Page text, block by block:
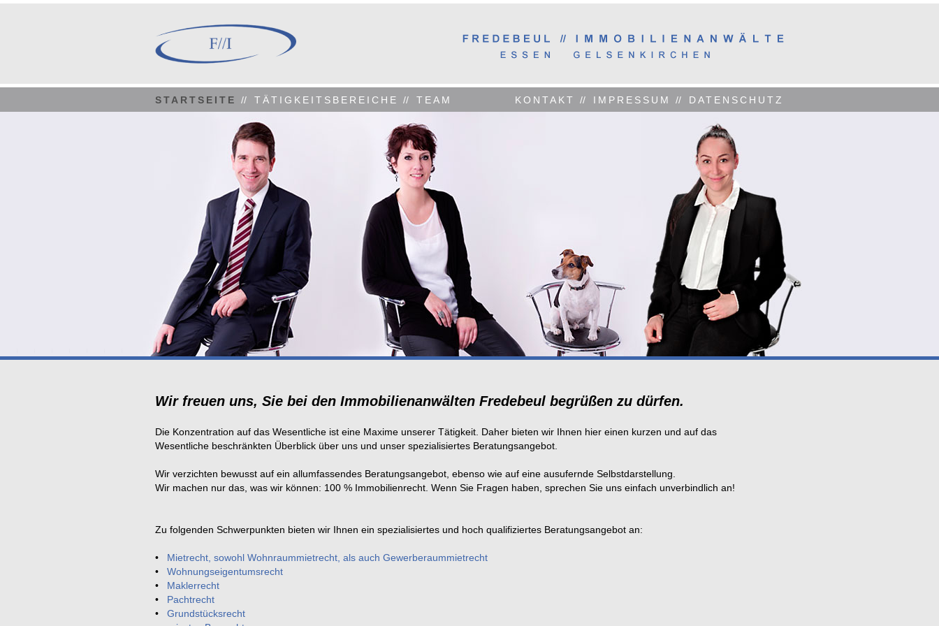
STARTSEITE // TÄTIGKEITSBEREICHE // TEAM KONTAKT // IMPRESSUM // DATENSCHUTZ
Wir freuen uns, Sie bei den Immobilienanwälten Fredebeul begrüßen zu dürfen.
Die Konzentration auf das Wesentliche ist eine Maxime unserer Tätigkeit. Daher bieten wir Ihnen hier einen kurzen und auf das
Wesentliche beschränkten Überblick über uns und unser spezialisiertes Beratungsangebot.
Wir verzichten bewusst auf ein allumfassendes Beratungsangebot, ebenso wie auf eine ausufernde Selbstdarstellung.
Wir machen nur das, was wir können: 100 % Immobilienrecht. Wenn Sie Fragen haben, sprechen Sie uns einfach unverbindlich an!
Zu folgenden Schwerpunkten bieten wir Ihnen ein spezialisiertes und hoch qualifiziertes Beratungsangebot an:
• Mietrecht, sowohl Wohnraummietrecht, als auch Gewerberaummietrecht
• Wohnungseigentumsrecht
• Maklerrecht
• Pachtrecht
• Grundstücksrecht